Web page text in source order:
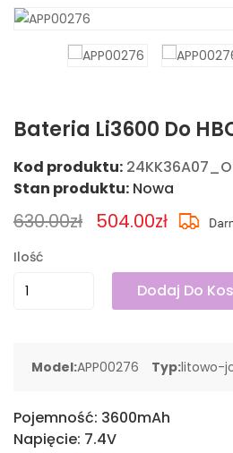
Bateria Li3600 Do
Kod produktu:
Stan produktu: Nowa
630.00zł 504.00zł
Ilość
Dodaj Do
Model:APP00276 Typ:litowo-
Pojemność: 3600mAh
Napięcie: 7.4V